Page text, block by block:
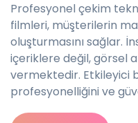
Profesyonel çekim
filmleri, müşterilerin
oluşturmasını sağlar.
içeriklere değil, görsel
vermektedir. Etkileyici
profesyonelliğini ve